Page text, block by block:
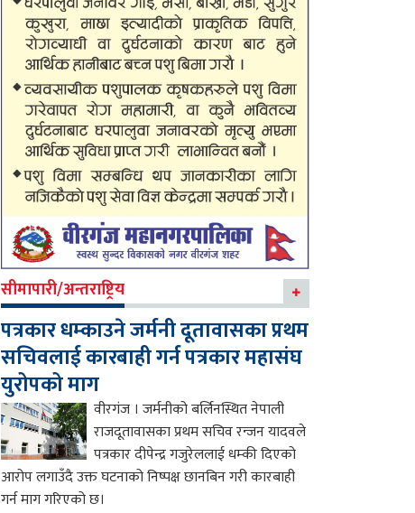
सीमापारी/अन्तराष्ट्रिय
पत्रकार धम्काउने जर्मनी दूतावासका प्रथम
सचिवलाई कारबाही गर्न पत्रकार महासंघ
युरोपको माग
वीरगंज । जर्मनीको बर्लिनस्थित नेपाली
राजदूतावासका प्रथम सचिव रन्जन यादवले
पत्रकार दीपेन्द्र गजुरेललाई धम्की दिएको
आरोप लगाउँदै उक्त घटनाको निष्पक्ष छानबिन गरी कारबाही
गर्न माग गरिएको छ।